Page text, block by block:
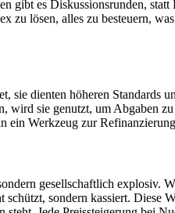
gibt es Diskussionsrunden,
zu lösen, alles zu besteuern,
sie dienten höheren
sie genutzt, um Abgaben
ein Werkzeug zur
gesellschaftlich explosiv.
sondern kassiert.